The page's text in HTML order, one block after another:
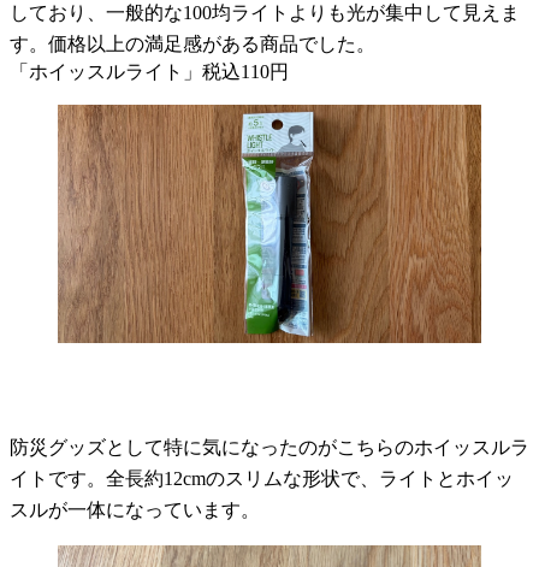
しており、一般的な100均ライトよりも光が集中して見えま
す。価格以上の満足感がある商品でした。
「ホイッスルライト」税込110円
防災グッズとして特に気になったのがこちらのホイッスルラ
イトです。全長約12cmのスリムな形状で、ライトとホイッ
スルが一体になっています。